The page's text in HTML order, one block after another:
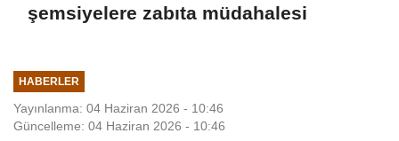
şemsiyelere zabıta müdahalesi
HABERLER
Yayınlanma: 04 Haziran 2026 - 10:46
Güncelleme: 04 Haziran 2026 - 10:46